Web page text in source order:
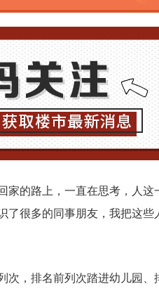
家的路上，一直在思考，人
了很多的同事朋友，我把这
次，排名前列次踏进幼儿园